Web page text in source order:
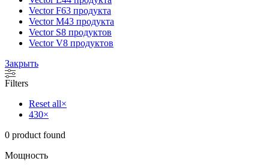
Vector F63 продукта
Vector M43 продукта
Vector S8 продуктов
Vector V8 продуктов
Закрыть
Filters
Reset all×
430×
0 product found
Мощность